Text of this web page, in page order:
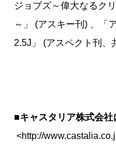
ジョブズ～偉大なるク
～」 (アスキー刊) 、「
2.5J」 (アスペクト刊、
■キャスタリア株式会社
<http://